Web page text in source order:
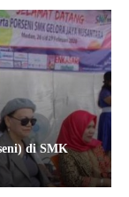
di SMK